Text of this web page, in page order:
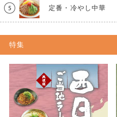
定番・冷やし中華
特集